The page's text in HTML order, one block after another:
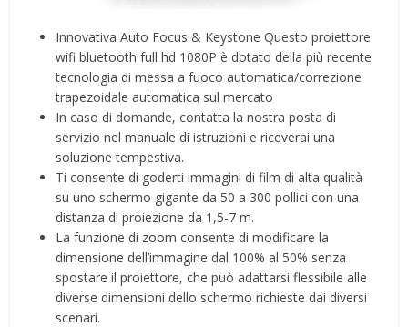
Innovativa Auto Focus & Keystone Questo proiettore
wifi bluetooth full hd 1080P è dotato della più recente
tecnologia di messa a fuoco automatica/correzione
trapezoidale automatica sul mercato
In caso di domande, contatta la nostra posta di
servizio nel manuale di istruzioni e riceverai una
soluzione tempestiva.
Ti consente di goderti immagini di film di alta qualità
su uno schermo gigante da 50 a 300 pollici con una
distanza di proiezione da 1,5-7 m.
La funzione di zoom consente di modificare la
dimensione dell’immagine dal 100% al 50% senza
spostare il proiettore, che può adattarsi flessibile alle
diverse dimensioni dello schermo richieste dai diversi
scenari.